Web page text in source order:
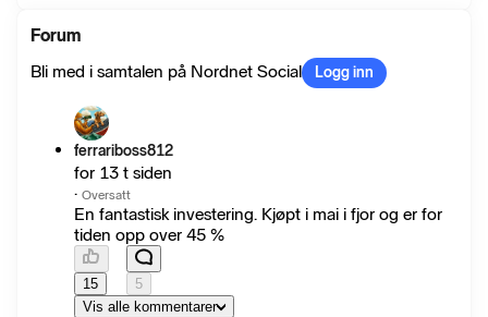
Forum
Bli med i samtalen på Nordnet Social
Logg inn
ferrariboss812
for 13 t siden
· Oversatt
En fantastisk investering. Kjøpt i mai i fjor og er for
tiden opp over 45 %
15
5
Vis alle kommentarer